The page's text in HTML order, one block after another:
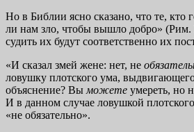
Но в Библии ясно сказано, что те, кто
ли нам зло, чтобы вышло добро»
судить их будут соответственно их
«И сказал змей жене: нет, не
ловушку плотского ума,
объяснение? Выможете умереть, но
И в данном случае ловушкой
«не обязательно».